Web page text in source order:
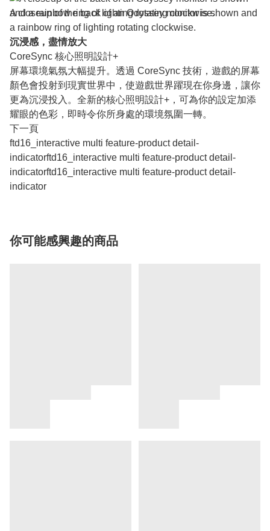
A closeup of the back of an Odyssey monitor is shown and
a rainbow ring of lighting rotating clockwise.
沉浸感，盡情放大
CoreSync 核心照明設計+
屏幕環境氣氛大幅提升。透過 CoreSync 技術，遊戲的屏幕
顏色會投射到現實世界中，使遊戲世界躍現在你身邊，讓你
更為沉浸投入。全新的核心照明設計+，可為你的設定加添
耀眼的色彩，即時令你所身處的環境氛圍一轉。
下一頁
ftd16_interactive multi feature-product detail-
indicatorftd16_interactive multi feature-product detail-
indicatorftd16_interactive multi feature-product detail-
indicator
你可能感興趣的商品